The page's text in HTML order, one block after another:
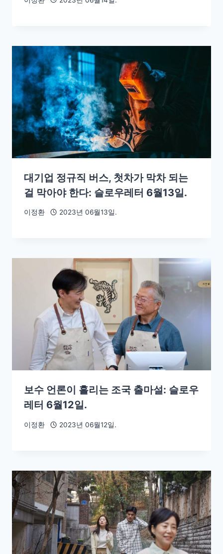
대기업 정규직 버스, 첫차가 막차 되는
걸 막아야 한다: 슬로우레터 6월13일.
이정환 2023년 06월13일.
보수 언론이 흘리는 조국 출마설: 슬로우
레터 6월12일.
이정환 2023년 06월12일.